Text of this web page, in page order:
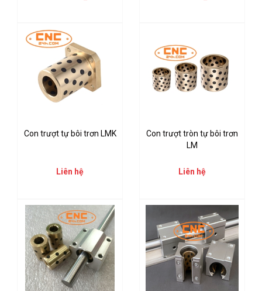
Con trượt tự bôi trơn LMK
Liên hệ
Con trượt tròn tự bôi trơn
LM
Liên hệ